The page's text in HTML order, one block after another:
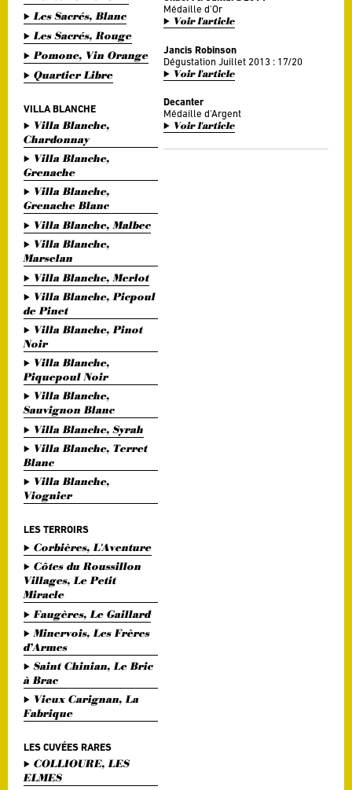
Les Sacrés, Blanc
Les Sacrés, Rouge
Pomone, Vin Orange
Quartier Libre
VILLA BLANCHE
Villa Blanche,
Chardonnay
Villa Blanche,
Grenache
Villa Blanche,
Grenache Blanc
Villa Blanche, Malbec
Villa Blanche,
Marselan
Villa Blanche, Merlot
Villa Blanche, Picpoul
de Pinet
Villa Blanche, Pinot
Noir
Villa Blanche,
Piquepoul Noir
Villa Blanche,
Sauvignon Blanc
Villa Blanche, Syrah
Villa Blanche, Terret
Blanc
Villa Blanche,
Viognier
LES TERROIRS
Corbières, L'Aventure
Côtes du Roussillon
Villages, Le Petit
Miracle
Faugères, Le Gaillard
Minervois, Les Frères
d’Armes
Saint Chinian, Le Bric
à Brac
Vieux Carignan, La
Fabrique
LES CUVÉES RARES
COLLIOURE, LES
ELMES
Médaille d'Or
Voir l'article
Jancis Robinson
Dégustation Juillet 2013 : 17/20
Voir l'article
Decanter
Médaille d'Argent
Voir l'article